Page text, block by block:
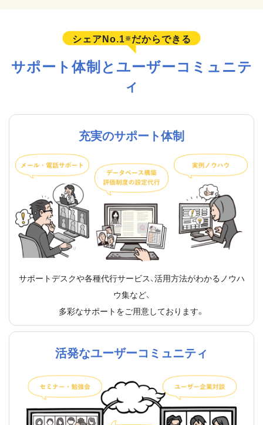
シェアNo.1※ だからできる
サポート体制とユーザーコミュニテ
ィ
充実のサポート体制
サポートデスクや各種代行サービス、活用方法がわかるノウハ
ウ集など、
多彩なサポートをご用意しております。
活発なユーザーコミュニティ